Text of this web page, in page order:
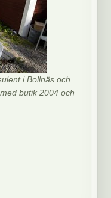
i Bollnäs och
butik 2004 och